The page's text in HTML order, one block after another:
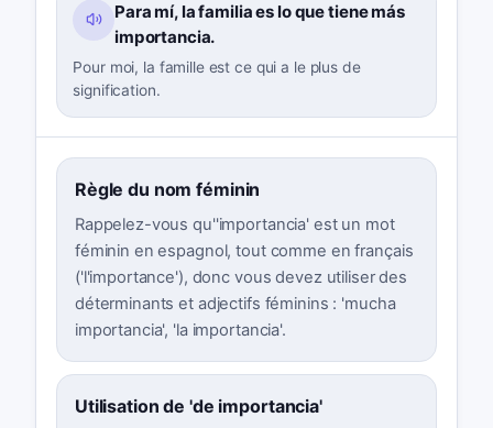
Para mí, la familia es lo que tiene más
importancia.
Pour moi, la famille est ce qui a le plus de
signification.
Règle du nom féminin
Rappelez-vous qu''importancia' est un mot
féminin en espagnol, tout comme en français
('l'importance'), donc vous devez utiliser des
déterminants et adjectifs féminins : 'mucha
importancia', 'la importancia'.
Utilisation de 'de importancia'